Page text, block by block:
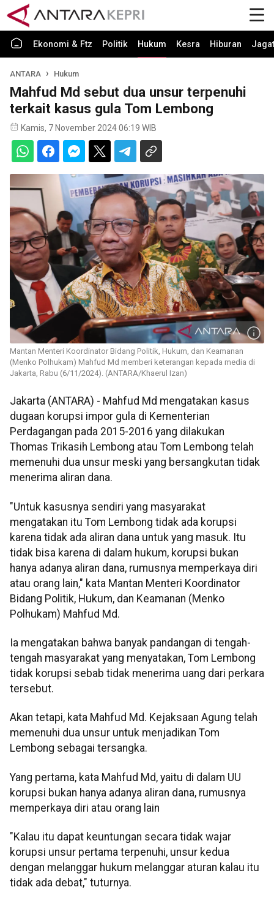
Ekonomi & Ftz Politik Hukum Kesra Hiburan Jagat
ANTARA Hukum
Mahfud Md sebut dua unsur terpenuhi
terkait kasus gula Tom Lembong
Kamis, 7 November 2024 06:19 WIB
Mantan Menteri Koordinator Bidang Politik, Hukum, dan Keamanan
(Menko Polhukam) Mahfud Md memberi keterangan kepada media di
Jakarta, Rabu (6/11/2024). (ANTARA/Khaerul Izan)
Jakarta (ANTARA) - Mahfud Md mengatakan kasus
dugaan korupsi impor gula di Kementerian
Perdagangan pada 2015-2016 yang dilakukan
Thomas Trikasih Lembong atau Tom Lembong telah
memenuhi dua unsur meski yang bersangkutan tidak
menerima aliran dana.
"Untuk kasusnya sendiri yang masyarakat
mengatakan itu Tom Lembong tidak ada korupsi
karena tidak ada aliran dana untuk yang masuk. Itu
tidak bisa karena di dalam hukum, korupsi bukan
hanya adanya aliran dana, rumusnya memperkaya diri
atau orang lain," kata Mantan Menteri Koordinator
Bidang Politik, Hukum, dan Keamanan (Menko
Polhukam) Mahfud Md.
Ia mengatakan bahwa banyak pandangan di tengah-
tengah masyarakat yang menyatakan, Tom Lembong
tidak korupsi sebab tidak menerima uang dari perkara
tersebut.
Akan tetapi, kata Mahfud Md. Kejaksaan Agung telah
memenuhi dua unsur untuk menjadikan Tom
Lembong sebagai tersangka.
Yang pertama, kata Mahfud Md, yaitu di dalam UU
korupsi bukan hanya adanya aliran dana, rumusnya
memperkaya diri atau orang lain
"Kalau itu dapat keuntungan secara tidak wajar
korupsi unsur pertama terpenuhi, unsur kedua
dengan melanggar hukum melanggar aturan kalau itu
tidak ada debat," tuturnya.